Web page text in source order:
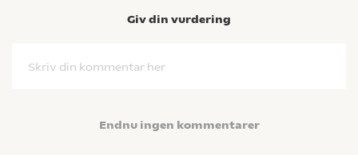
Giv din vurdering
Skriv din kommentar her
Endnu ingen kommentarer